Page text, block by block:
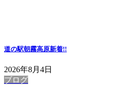
道の駅朝霧高原新着!!
2026年8月4日
ブログ